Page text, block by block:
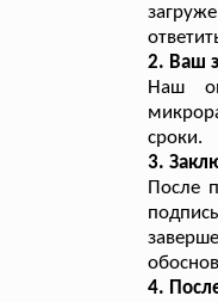
2. Ваш
Наш
сроки.
3.
После
4.